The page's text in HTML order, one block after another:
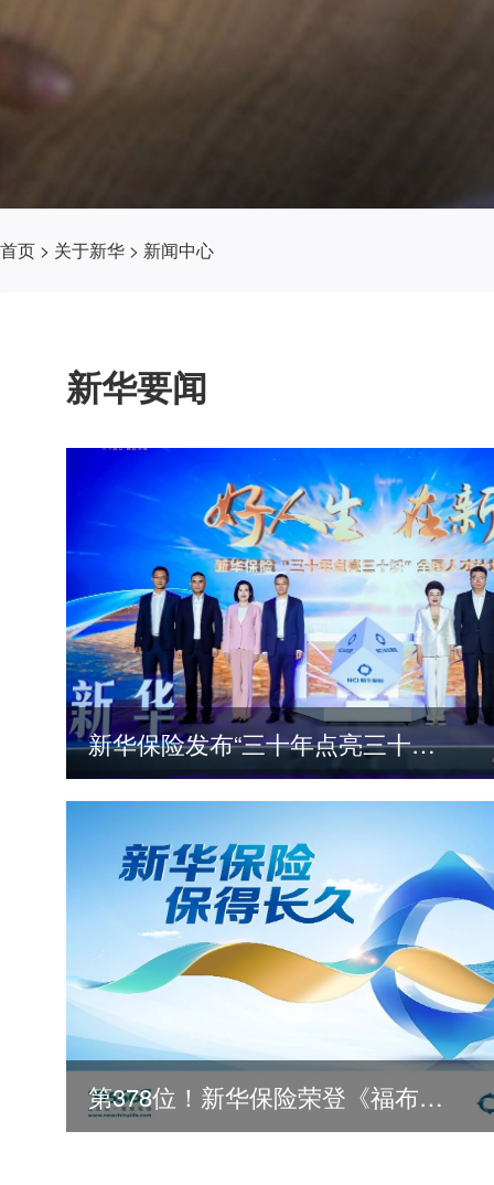
首页 > 关于新华 > 新闻中心
新华要闻
新华保险发布“三十年点亮三十城”全国人才计划
第378位！新华保险荣登《福布斯》全球500强